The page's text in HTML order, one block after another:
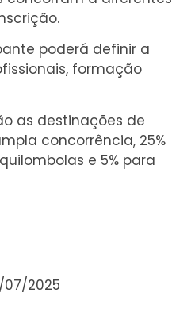
poderá definir a
formação
as destinações de
concorrência, 25%
e 5% para
2025